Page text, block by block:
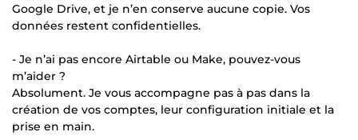
Google Drive, et je n’en conserve aucune copie. Vos
données restent confidentielles.
- Je n’ai pas encore Airtable ou Make, pouvez-vous
m’aider ?
Absolument. Je vous accompagne pas à pas dans la
création de vos comptes, leur configuration initiale et la
prise en main.